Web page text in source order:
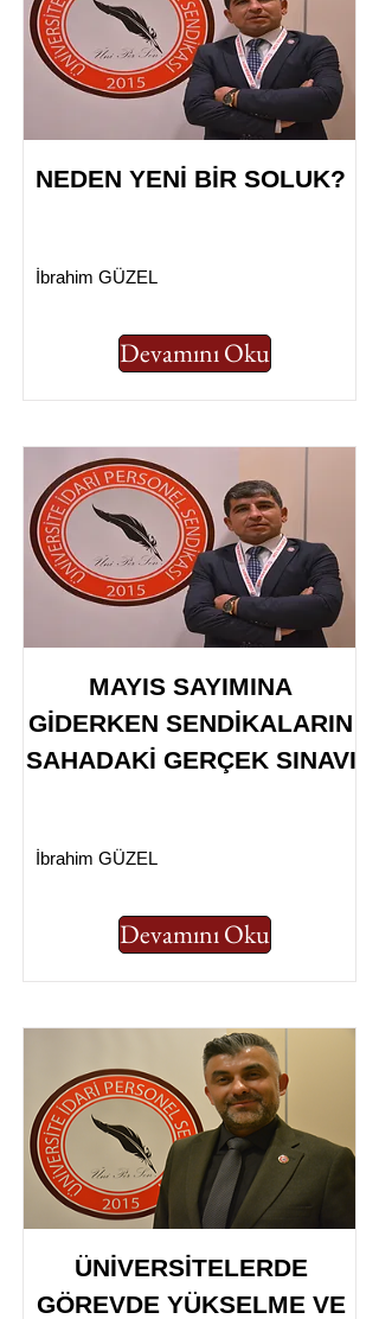
NEDEN YENİ BİR SOLUK?
İbrahim GÜZEL
Devamını Oku
MAYIS SAYIMINA
GİDERKEN SENDİKALARIN
SAHADAKİ GERÇEK SINAVI
İbrahim GÜZEL
Devamını Oku
ÜNİVERSİTELERDE
GÖREVDE YÜKSELME VE